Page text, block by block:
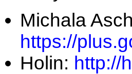
Michala
https://
Holin: http://